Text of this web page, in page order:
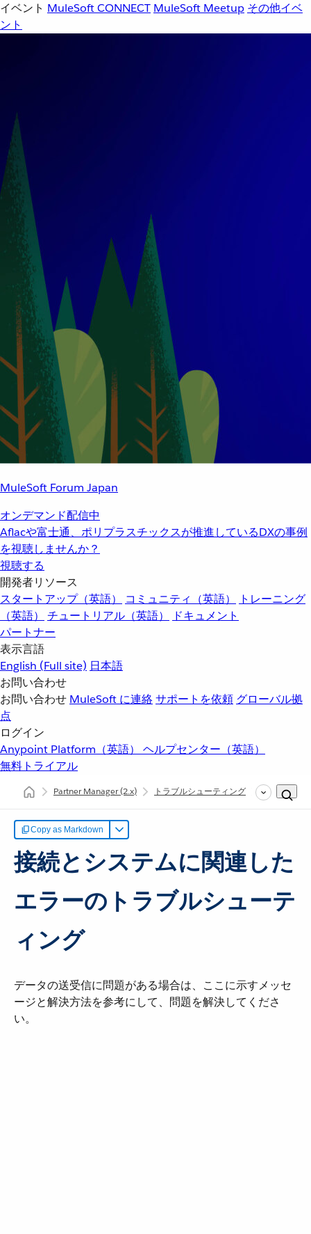
イベント MuleSoft CONNECT MuleSoft Meetup その他イベ
ント
MuleSoft Forum Japan
オンデマンド配信中
Aflacや富士通、ポリプラスチックスが推進しているDXの事例
を視聴しませんか？
視聴する
開発者リソース
スタートアップ（英語）
コミュニティ（英語）
トレーニング
（英語）
チュートリアル（英語）
ドキュメント
パートナー
表示言語
English (Full site) 日本語
お問い合わせ
お問い合わせ MuleSoft に連絡サポートを依頼 グローバル拠
点
ログイン
Anypoint Platform（英語） ヘルプセンター（英語）
無料トライアル
Partner Manager(2.x) トラブルシューティング 接続または
Copy as Markdown
接続とシステムに関連した
エラーのトラブルシューテ
ィング
データの送受信に問題がある場合は、ここに示すメッセ
ージと解決方法を参考にして、問題を解決してくださ
い。